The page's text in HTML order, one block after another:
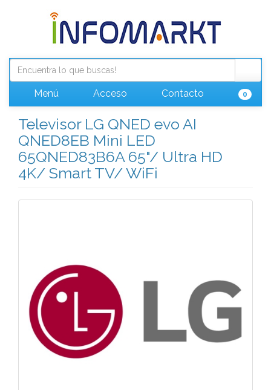
Menú Acceso Contacto 0
Televisor LG QNED evo AI
QNED8EB Mini LED
65QNED83B6A 65"/ Ultra HD
4K/ Smart TV/ WiFi